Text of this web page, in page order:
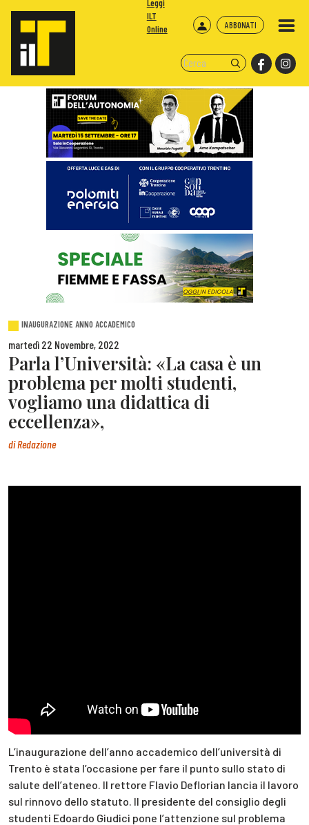
ABBONATI
Leggi
ILT
Online
INAUGURAZIONE ANNO ACCADEMICO
martedì 22 Novembre, 2022
Parla l’Università: «La casa è un
problema per molti studenti,
vogliamo una didattica di
eccellenza»,
diRedazione
L’inaugurazione dell’anno accademico dell’università di
Trento è stata l’occasione per fare il punto sullo stato di
salute dell’ateneo. Il rettore Flavio Deflorian lancia il lavoro
sul rinnovo dello statuto. Il presidente del consiglio degli
studenti Edoardo Giudici pone l’attenzione sul problema